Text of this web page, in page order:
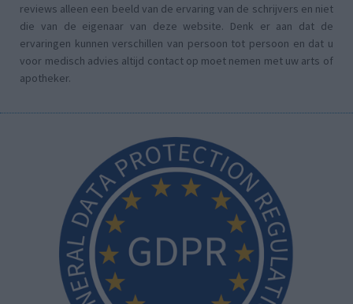
reviews alleen een beeld van de ervaring van de schrijvers en niet
die van de eigenaar van deze website. Denk er aan dat de
ervaringen kunnen verschillen van persoon tot persoon en dat u
voor medisch advies altijd contact op moet nemen met uw arts of
apotheker.